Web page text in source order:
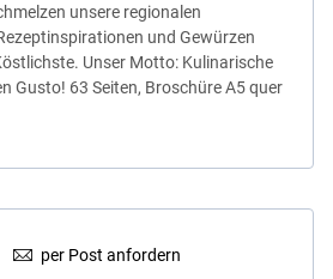
to main content
unsere regionalen
und Gewürzen
Unser Motto: Kulinarische
Gusto! 63 Seiten, Broschüre A5 quer
per Post anfordern